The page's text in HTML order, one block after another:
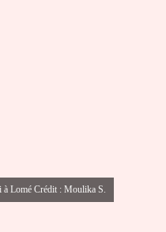
à Lomé Crédit : Moulika S.